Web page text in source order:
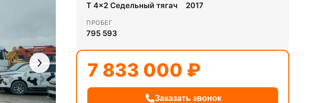
T 4x2 Седельный тягач 2017
ПРОБЕГ
795 593
7 833 000 ₽
Заказать звонок